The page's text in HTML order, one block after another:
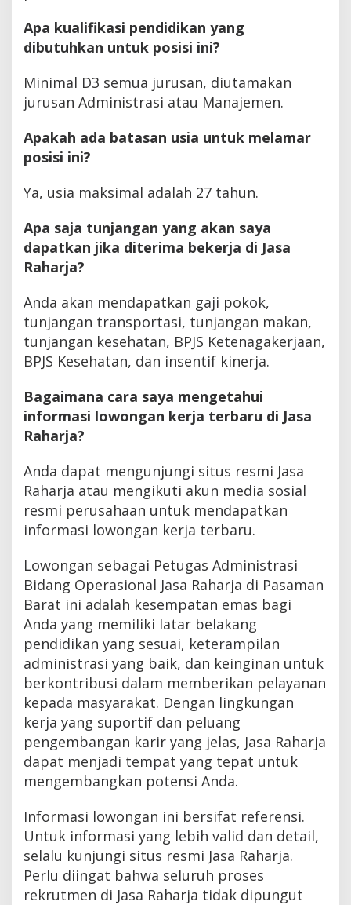
Apa kualifikasi pendidikan yang
dibutuhkan untuk posisi ini?
Minimal D3 semua jurusan, diutamakan
jurusan Administrasi atau Manajemen.
Apakah ada batasan usia untuk melamar
posisi ini?
Ya, usia maksimal adalah 27 tahun.
Apa saja tunjangan yang akan saya
dapatkan jika diterima bekerja di Jasa
Raharja?
Anda akan mendapatkan gaji pokok,
tunjangan transportasi, tunjangan makan,
tunjangan kesehatan, BPJS Ketenagakerjaan,
BPJS Kesehatan, dan insentif kinerja.
Bagaimana cara saya mengetahui
informasi lowongan kerja terbaru di Jasa
Raharja?
Anda dapat mengunjungi situs resmi Jasa
Raharja atau mengikuti akun media sosial
resmi perusahaan untuk mendapatkan
informasi lowongan kerja terbaru.
Lowongan sebagai Petugas Administrasi
Bidang Operasional Jasa Raharja di Pasaman
Barat ini adalah kesempatan emas bagi
Anda yang memiliki latar belakang
pendidikan yang sesuai, keterampilan
administrasi yang baik, dan keinginan untuk
berkontribusi dalam memberikan pelayanan
kepada masyarakat. Dengan lingkungan
kerja yang suportif dan peluang
pengembangan karir yang jelas, Jasa Raharja
dapat menjadi tempat yang tepat untuk
mengembangkan potensi Anda.
Informasi lowongan ini bersifat referensi.
Untuk informasi yang lebih valid dan detail,
selalu kunjungi situs resmi Jasa Raharja.
Perlu diingat bahwa seluruh proses
rekrutmen di Jasa Raharja tidak dipungut